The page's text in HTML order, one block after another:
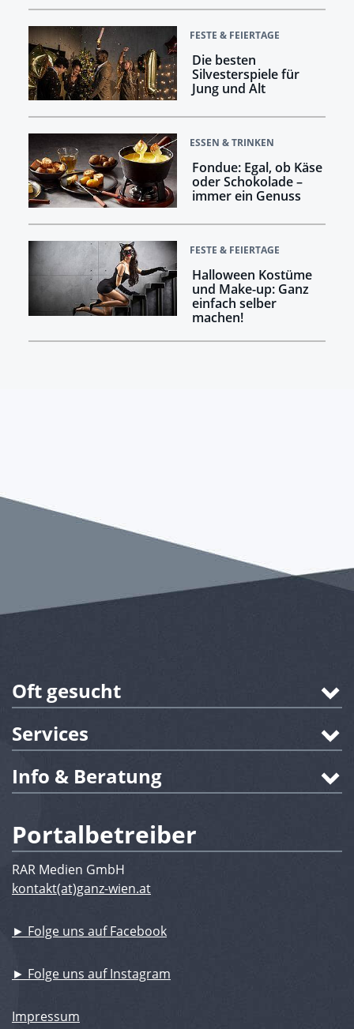
FESTE & FEIERTAGE
Die besten
Silvesterspiele für
Jung und Alt
ESSEN & TRINKEN
Fondue: Egal, ob Käse
oder Schokolade –
immer ein Genuss
FESTE & FEIERTAGE
Halloween Kostüme
und Make-up: Ganz
einfach selber
machen!
Oft gesucht
Services
Info & Beratung
Portalbetreiber
RAR Medien GmbH
kontakt(at)ganz-wien.at
► Folge uns auf Facebook
► Folge uns auf Instagram
Impressum